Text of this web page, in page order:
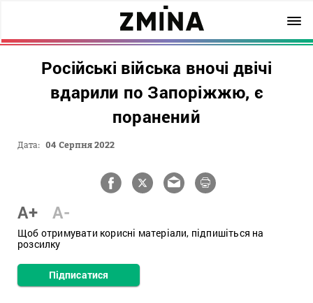
Російські війська вночі двічі
вдарили по Запоріжжю, є
поранений
Дата: 04 Серпня 2022
A+ A-
Щоб отримувати корисні матеріали, підпишіться на
розсилку
Підписатися